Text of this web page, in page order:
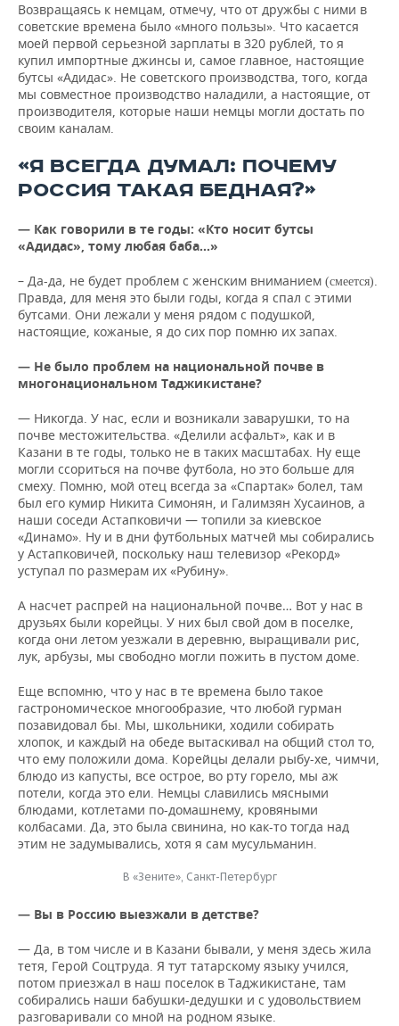
Возвращаясь к немцам, отмечу, что от дружбы с ними в
советские времена было «много пользы». Что касается
моей первой серьезной зарплаты в 320 рублей, то я
купил импортные джинсы и, самое главное, настоящие
бутсы «Адидас». Не советского производства, того, когда
мы совместное производство наладили, а настоящие, от
производителя, которые наши немцы могли достать по
своим каналам.
«Я ВСЕГДА ДУМАЛ: ПОЧЕМУ
РОССИЯ ТАКАЯ БЕДНАЯ?»
— Как говорили в те годы: «Кто носит бутсы
«Адидас», тому любая баба…»
– Да-да, не будет проблем с женским вниманием (смеется).
Правда, для меня это были годы, когда я спал с этими
бутсами. Они лежали у меня рядом с подушкой,
настоящие, кожаные, я до сих пор помню их запах.
— Не было проблем на национальной почве в
многонациональном Таджикистане?
— Никогда. У нас, если и возникали заварушки, то на
почве местожительства. «Делили асфальт», как и в
Казани в те годы, только не в таких масштабах. Ну еще
могли ссориться на почве футбола, но это больше для
смеху. Помню, мой отец всегда за «Спартак» болел, там
был его кумир Никита Симонян, и Галимзян Хусаинов, а
наши соседи Астапковичи — топили за киевское
«Динамо». Ну и в дни футбольных матчей мы собирались
у Астапковичей, поскольку наш телевизор «Рекорд»
уступал по размерам их «Рубину».
А насчет распрей на национальной почве… Вот у нас в
друзьях были корейцы. У них был свой дом в поселке,
когда они летом уезжали в деревню, выращивали рис,
лук, арбузы, мы свободно могли пожить в пустом доме.
Еще вспомню, что у нас в те времена было такое
гастрономическое многообразие, что любой гурман
позавидовал бы. Мы, школьники, ходили собирать
хлопок, и каждый на обеде вытаскивал на общий стол то,
что ему положили дома. Корейцы делали рыбу-хе, чимчи,
блюдо из капусты, все острое, во рту горело, мы аж
потели, когда это ели. Немцы славились мясными
блюдами, котлетами по-домашнему, кровяными
колбасами. Да, это была свинина, но как-то тогда над
этим не задумывались, хотя я сам мусульманин.
В «Зените», Санкт-Петербург
— Вы в Россию выезжали в детстве?
— Да, в том числе и в Казани бывали, у меня здесь жила
тетя, Герой Соцтруда. Я тут татарскому языку учился,
потом приезжал в наш поселок в Таджикистане, там
собирались наши бабушки-дедушки и с удовольствием
разговаривали со мной на родном языке.